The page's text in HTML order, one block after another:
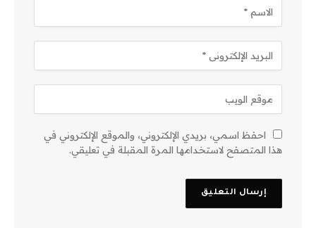
احفظ اسمي، بريدي الإلكتروني، والموقع الإلكتروني في
هذا المتصفح لاستخدامها المرة المقبلة في تعليقي.